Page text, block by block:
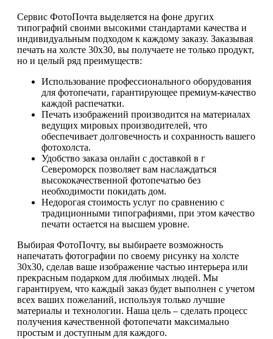
Сервис ФотоПочта выделяется на фоне других
типографий своими высокими стандартами качества и
индивидуальным подходом к каждому заказу. Заказывая
печать на холсте 30х30, вы получаете не только продукт,
но и целый ряд преимуществ:
Использование профессионального оборудования
для фотопечати, гарантирующее премиум-качество
каждой распечатки.
Печать изображений производится на материалах
ведущих мировых производителей, что
обеспечивает долговечность и сохранность вашего
фотохолста.
Удобство заказа онлайн с доставкой в г
Североморск позволяет вам наслаждаться
высококачественной фотопечатью без
необходимости покидать дом.
Недорогая стоимость услуг по сравнению с
традиционными типографиями, при этом качество
печати остается на высшем уровне.
Выбирая ФотоПочту, вы выбираете возможность
напечатать фотографии по своему рисунку на холсте
30х30, сделав ваше изображение частью интерьера или
прекрасным подарком для любимых людей. Мы
гарантируем, что каждый заказ будет выполнен с учетом
всех ваших пожеланий, используя только лучшие
материалы и технологии. Наша цель – сделать процесс
получения качественной фотопечати максимально
простым и доступным для каждого.